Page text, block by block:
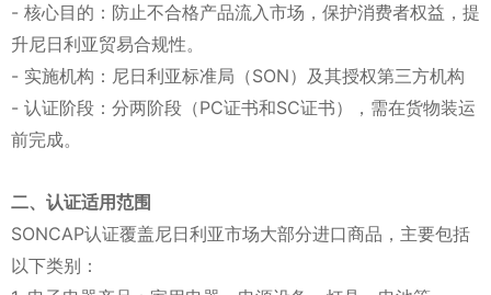
- 核心目的：防止不合格产品流入市场，保护消费者权益，提
升尼日利亚贸易合规性。
- 实施机构：尼日利亚标准局（SON）及其授权第三方机构
- 认证阶段：分两阶段（PC证书和SC证书），需在货物装运
前完成。
二、认证适用范围
SONCAP认证覆盖尼日利亚市场大部分进口商品，主要包括
以下类别：